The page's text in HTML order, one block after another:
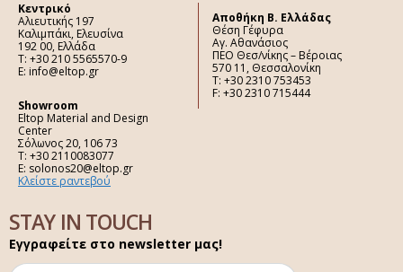
Κεντρικό
Αλιευτικής 197
Καλιμπάκι, Ελευσίνα
192 00, Ελλάδα
Τ: +30 210 5565570-9
E: info@eltop.gr
Showroom
Eltop Material and Design
Center
Σόλωνος 20, 106 73
Τ: +30 2110083077
E: solonos20@eltop.gr
Κλείστε ραντεβού
Aποθήκη Β. Ελλάδας
Θέση Γέφυρα
Αγ. Αθανάσιος
ΠΕΟ Θεσ/νίκης – Βέροιας
570 11, Θεσσαλονίκη
Τ: +30 2310 753453
F: +30 2310 715444
STAY IN TOUCH
Εγγραφείτε στο newsletter μας!